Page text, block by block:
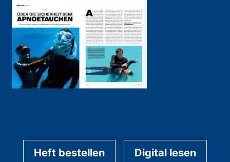
Heft bestellen Digital lesen